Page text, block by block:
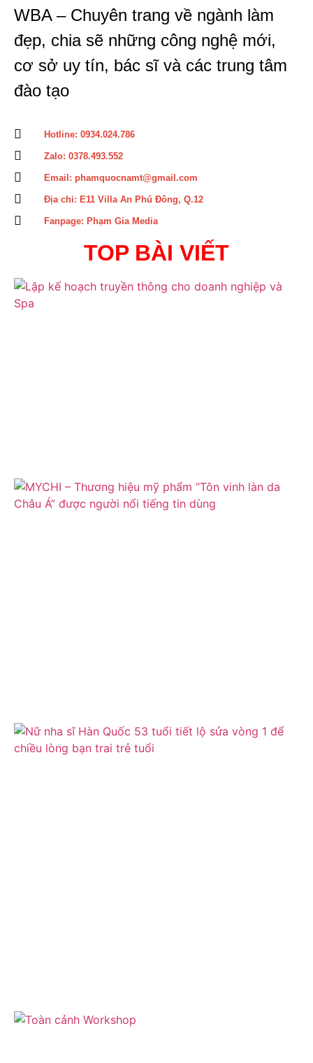
WBA – Chuyên trang về ngành làm
đẹp, chia sẽ những công nghệ mới,
cơ sở uy tín, bác sĩ và các trung tâm
đào tạo
Hotline: 0934.024.786
Zalo: 0378.493.552
Email: phamquocnamt@gmail.com
Địa chỉ: E11 Villa An Phú Đông, Q.12
Fanpage: Phạm Gia Media
TOP BÀI VIẾT